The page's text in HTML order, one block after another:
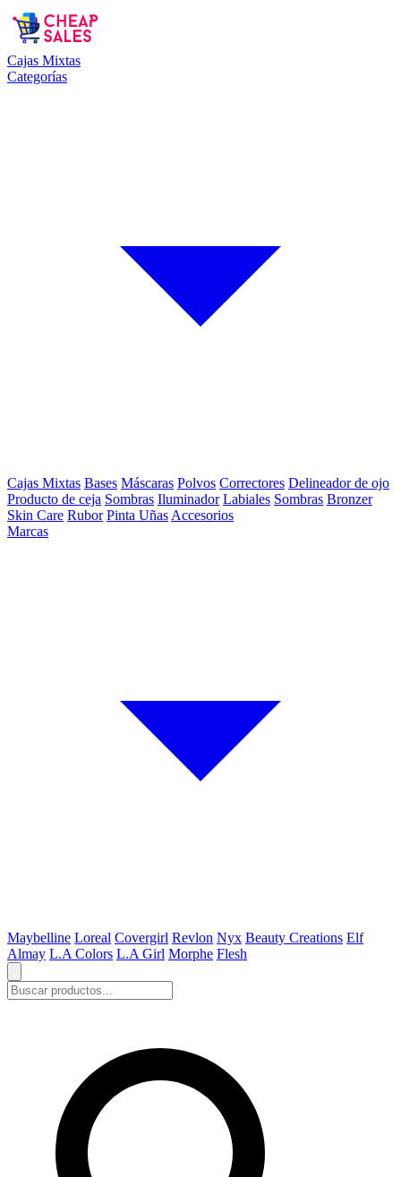
Cajas Mixtas
Categorías
Cajas Mixtas Bases Máscaras Polvos Correctores Delineador de ojo
Producto de ceja Sombras Iluminador Labiales Sombras Bronzer
Skin Care Rubor Pinta Uñas Accesorios
Marcas
Maybelline Loreal Covergirl Revlon Nyx Beauty Creations Elf
Almay L.A Colors L.A Girl Morphe Flesh